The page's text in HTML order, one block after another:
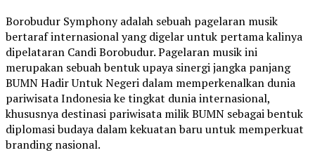
Borobudur Symphony adalah sebuah pagelaran musik
bertaraf internasional yang digelar untuk pertama kalinya
dipelataran Candi Borobudur. Pagelaran musik ini
merupakan sebuah bentuk upaya sinergi jangka panjang
BUMN Hadir Untuk Negeri dalam memperkenalkan dunia
pariwisata Indonesia ke tingkat dunia internasional,
khususnya destinasi pariwisata milik BUMN sebagai bentuk
diplomasi budaya dalam kekuatan baru untuk memperkuat
branding nasional.